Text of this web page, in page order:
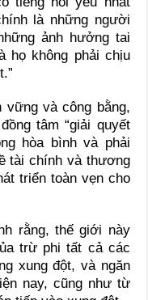
là những người
ảnh hưởng tai
họ không phải chịu
và công bằng,
tâm “giải quyết
hòa bình và phải
tài chính và thương
triển toàn vẹn cho
rằng, thế giới này
trừ phi tất cả các
xung đột, và ngăn
nay, cũng như từ